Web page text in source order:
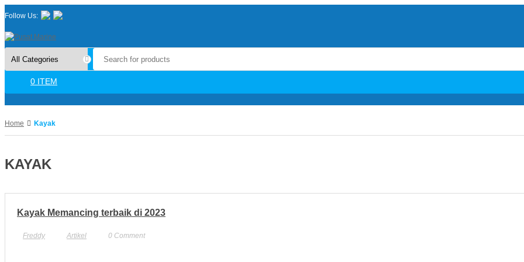
Follow Us:
0 ITEM
Home Kayak
KAYAK
Kayak Memancing terbaik di 2023
Freddy Artikel 0 Comment